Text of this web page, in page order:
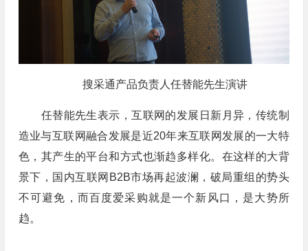
搜采通产品负责人任替能先生演讲
任替能先生表示，互联网的发展日新月异，传统制
造业与互联网融合发展是近20年来互联网发展的一大特
色，其产生的平台和方式也渐趋多样化。在这样的大背
景下，国内互联网B2B市场再起波澜，破局重组的势头
不可避免，而百度爱采购就是一个新风口，是大势所
趋。